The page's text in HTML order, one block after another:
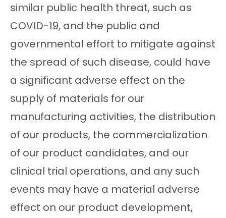
similar public health threat, such as
COVID-19, and the public and
governmental effort to mitigate against
the spread of such disease, could have
a significant adverse effect on the
supply of materials for our
manufacturing activities, the distribution
of our products, the commercialization
of our product candidates, and our
clinical trial operations, and any such
events may have a material adverse
effect on our product development,